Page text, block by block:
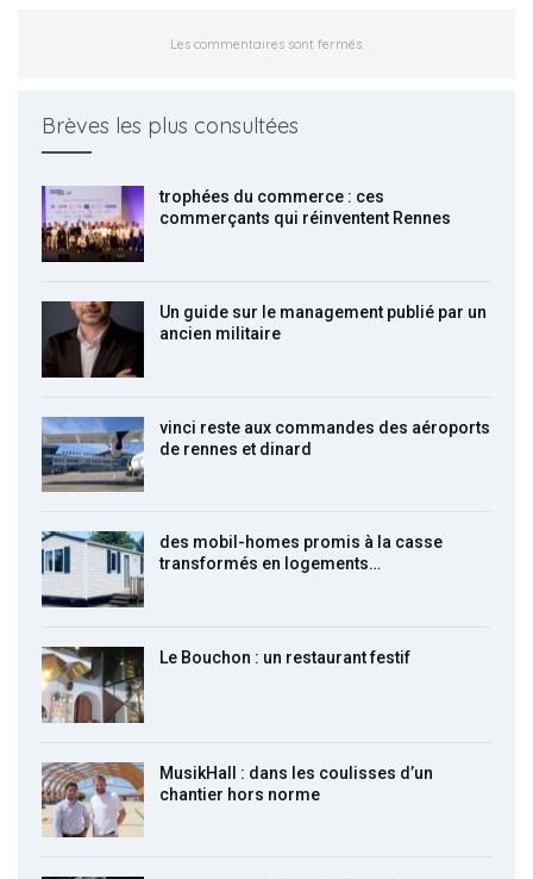
Les commentaires sont fermés.
Brèves les plus consultées
trophées du commerce : ces
commerçants qui réinventent Rennes
Un guide sur le management publié par un
ancien militaire
vinci reste aux commandes des aéroports
de rennes et dinard
des mobil-homes promis à la casse
transformés en logements…
Le Bouchon : un restaurant festif
MusikHall : dans les coulisses d’un
chantier hors norme